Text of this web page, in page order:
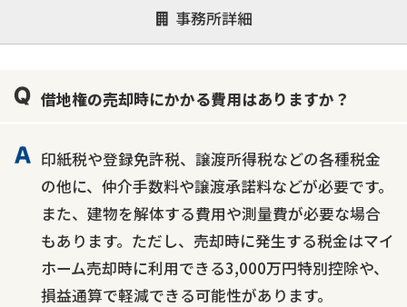
事務所詳細
士業連携有り
借地権の売却時にかかる費用はありますか？
印紙税や登録免許税、譲渡所得税などの各種税金
の他に、仲介手数料や譲渡承諾料などが必要です。
また、建物を解体する費用や測量費が必要な場合
もあります。ただし、売却時に発生する税金はマイ
ホーム売却時に利用できる3,000万円特別控除や、
損益通算で軽減できる可能性があります。